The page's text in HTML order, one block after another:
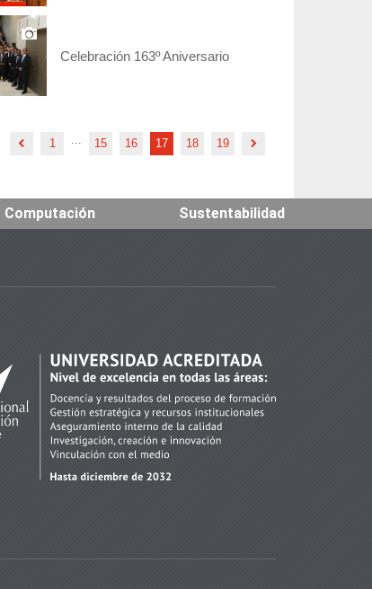
Celebración 163º Aniversario
1 ... 15 16 17 18 19
Computación Sustentabilidad